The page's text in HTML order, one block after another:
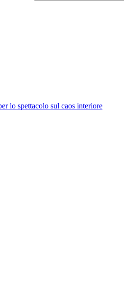
lo spettacolo sul caos interiore